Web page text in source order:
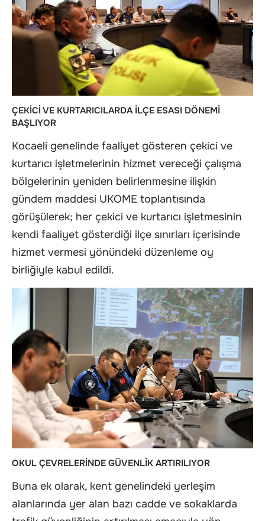
ÇEKİCİ VE KURTARICILARDA İLÇE ESASI DÖNEMİ
BAŞLIYOR
Kocaeli genelinde faaliyet gösteren çekici ve
kurtarıcı işletmelerinin hizmet vereceği çalışma
bölgelerinin yeniden belirlenmesine ilişkin
gündem maddesi UKOME toplantısında
görüşülerek; her çekici ve kurtarıcı işletmesinin
kendi faaliyet gösterdiği ilçe sınırları içerisinde
hizmet vermesi yönündeki düzenleme oy
birliğiyle kabul edildi.
OKUL ÇEVRELERİNDE GÜVENLİK ARTIRILIYOR
Buna ek olarak, kent genelindeki yerleşim
alanlarında yer alan bazı cadde ve sokaklarda